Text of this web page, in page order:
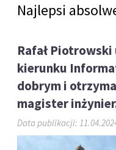
Najlepsi
Rafał
kierunku
dobrym i
magister
Data publikacji: